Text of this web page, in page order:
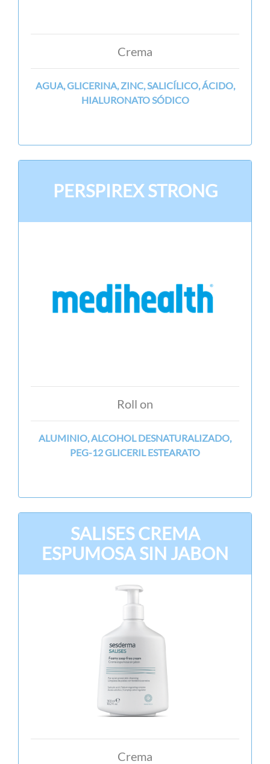
Crema
AGUA, GLICERINA, ZINC, SALICÍLICO, ÁCIDO,
HIALURONATO SÓDICO
PERSPIREX STRONG
Roll on
ALUMINIO, ALCOHOL DESNATURALIZADO,
PEG-12 GLICERIL ESTEARATO
SALISES CREMA
ESPUMOSA SIN JABON
Crema